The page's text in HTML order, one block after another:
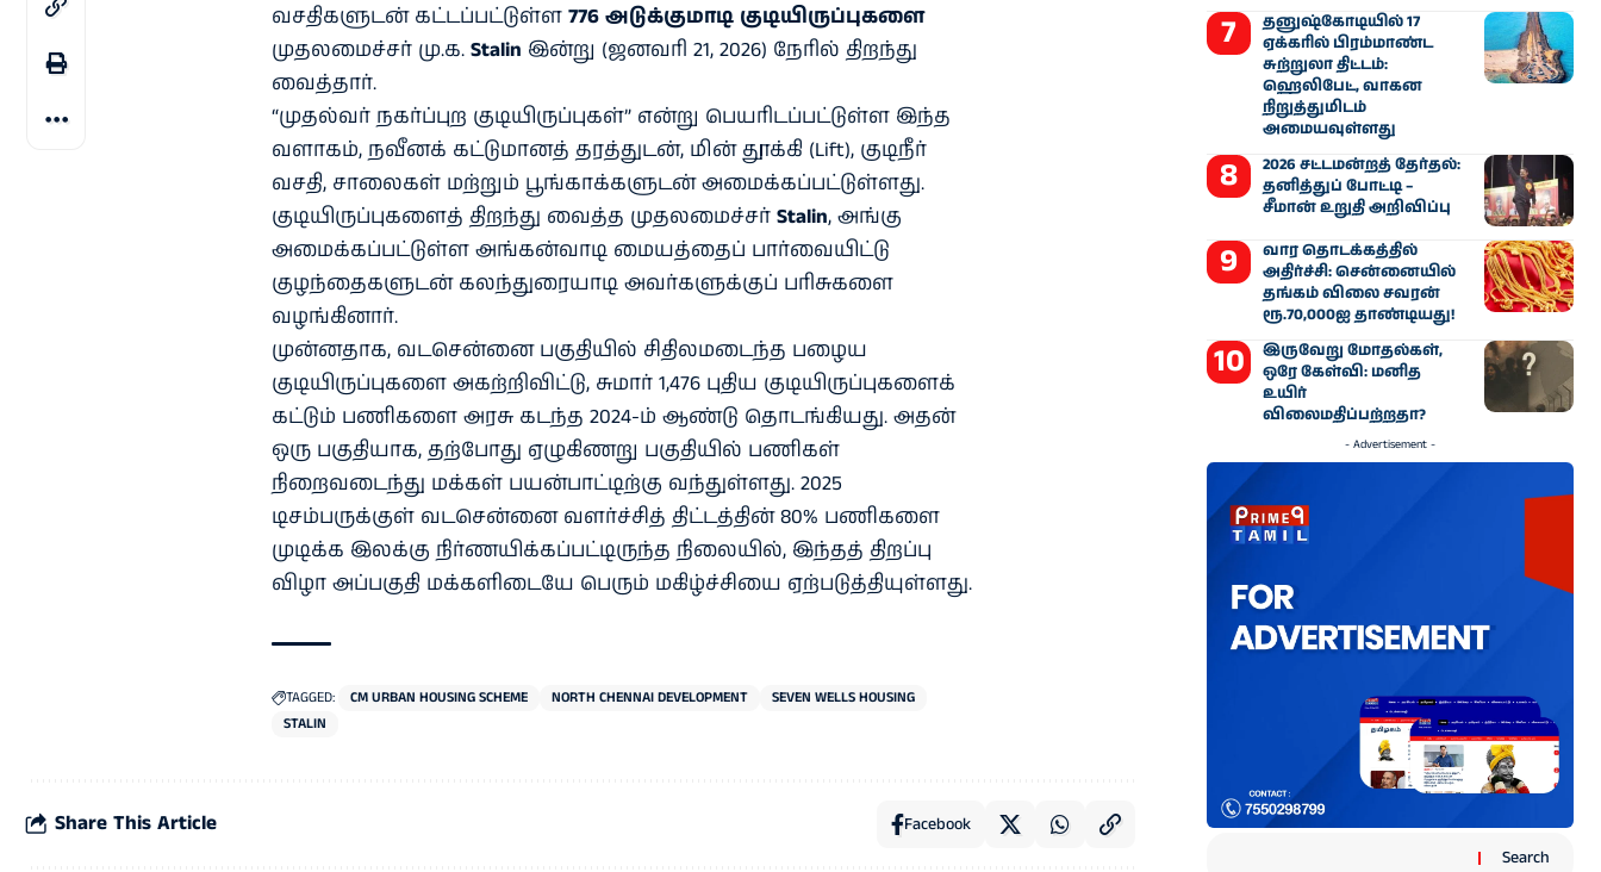
வசதிகளுடன் கட்டப்பட்டுள்ள 776 அடுக்குமாடி குடியிருப்புகளை
முதலமைச்சர் மு.க. Stalin இன்று (ஜனவரி 21, 2026) நேரில் திறந்து
வைத்தார்.
“முதல்வர் நகர்ப்புற குடியிருப்புகள்” என்று பெயரிடப்பட்டுள்ள இந்த
வளாகம், நவீனக் கட்டுமானத் தரத்துடன், மின் தூக்கி (Lift), குடிநீர்
வசதி, சாலைகள் மற்றும் பூங்காக்களுடன் அமைக்கப்பட்டுள்ளது.
குடியிருப்புகளைத் திறந்து வைத்த முதலமைச்சர் Stalin, அங்கு
அமைக்கப்பட்டுள்ள அங்கன்வாடி மையத்தைப் பார்வையிட்டு
குழந்தைகளுடன் கலந்துரையாடி அவர்களுக்குப் பரிசுகளை
வழங்கினார்.
முன்னதாக, வடசென்னை பகுதியில் சிதிலமடைந்த பழைய
குடியிருப்புகளை அகற்றிவிட்டு, சுமார் 1,476 புதிய குடியிருப்புகளைக்
கட்டும் பணிகளை அரசு கடந்த 2024-ம் ஆண்டு தொடங்கியது. அதன்
ஒரு பகுதியாக, தற்போது ஏழுகிணறு பகுதியில் பணிகள்
நிறைவடைந்து மக்கள் பயன்பாட்டிற்கு வந்துள்ளது. 2025
டிசம்பருக்குள் வடசென்னை வளர்ச்சித் திட்டத்தின் 80% பணிகளை
முடிக்க இலக்கு நிர்ணயிக்கப்பட்டிருந்த நிலையில், இந்தத் திறப்பு
விழா அப்பகுதி மக்களிடையே பெரும் மகிழ்ச்சியை ஏற்படுத்தியுள்ளது.
TAGGED: CM URBAN HOUSING SCHEME NORTH CHENNAI DEVELOPMENT
SEVEN WELLS HOUSING
STALIN
Share This Article Facebook
தனுஷ்கோடியில் 17
ஏக்கரில் பிரம்மாண்ட
சுற்றுலா திட்டம்:
ஹெலிபேட், வாகன
நிறுத்துமிடம்
அமையவுள்ளது
2026 சட்டமன்றத் தேர்தல்:
தனித்துப் போட்டி –
சீமான் உறுதி அறிவிப்பு
வார தொடக்கத்தில்
அதிர்ச்சி: சென்னையில்
தங்கம் விலை சவரன்
ரூ.70,000ஐ தாண்டியது!
இருவேறு மோதல்கள்,
ஒரே கேள்வி: மனித
உயிர்
விலைமதிப்பற்றதா?
- Advertisement -
Search